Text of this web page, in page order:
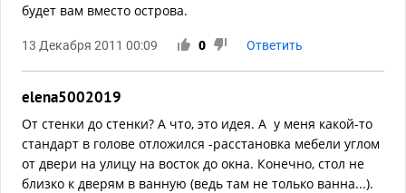
будет вам вместо острова.
13 Декабря 2011 00:09 0 Ответить
elena5002019
От стенки до стенки? А что, это идея. А у меня какой-то
стандарт в голове отложился -расстановка мебели углом
от двери на улицу на восток до окна. Конечно, стол не
близко к дверям в ванную (ведь там не только ванна...).